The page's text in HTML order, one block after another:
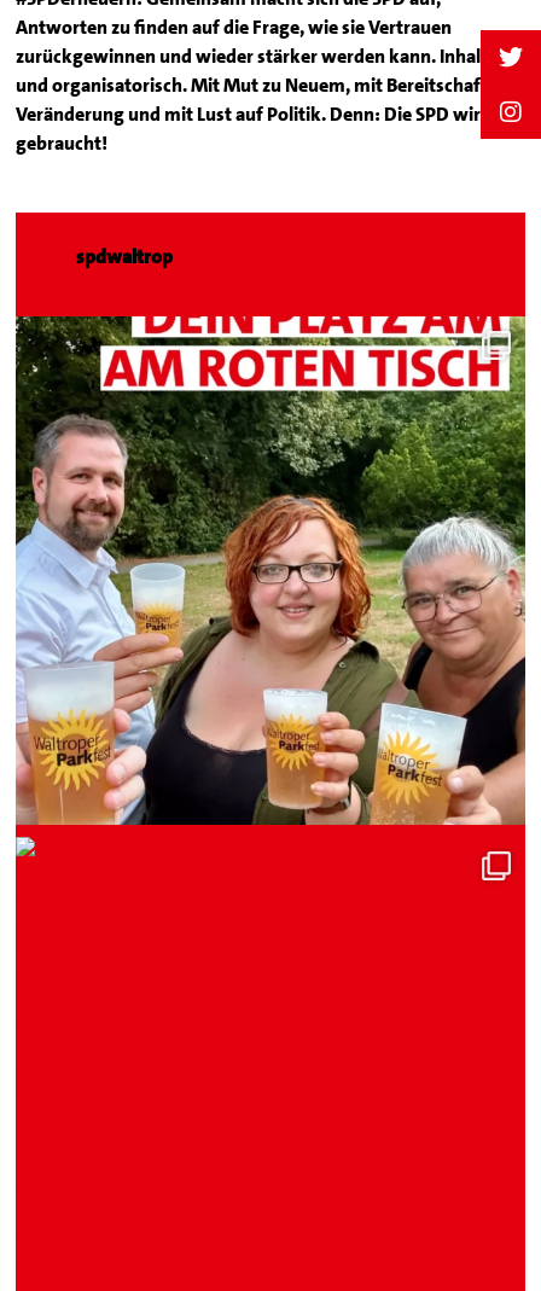
Antworten zu finden auf die Frage, wie sie Vertrauen
zurückgewinnen und wieder stärker werden kann. Inhaltlich
und organisatorisch. Mit Mut zu Neuem, mit Bereitschaft für
Veränderung und mit Lust auf Politik. Denn: Die SPD wird
gebraucht!
spdwaltrop